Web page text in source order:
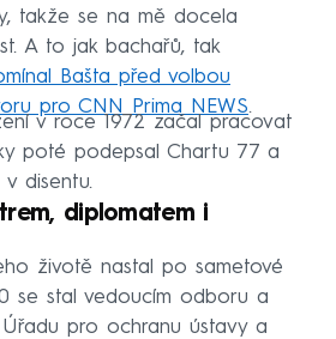
takže se na mě docela
A to jak bachařů, tak
Bašta před volbou
pro CNN Prima NEWS.
v roce 1972 začal pracovat
poté podepsal Chartu 77 a
disentu.
diplomatem i
životě nastal po sametové
se stal vedoucím odboru a
pro ochranu ústavy a